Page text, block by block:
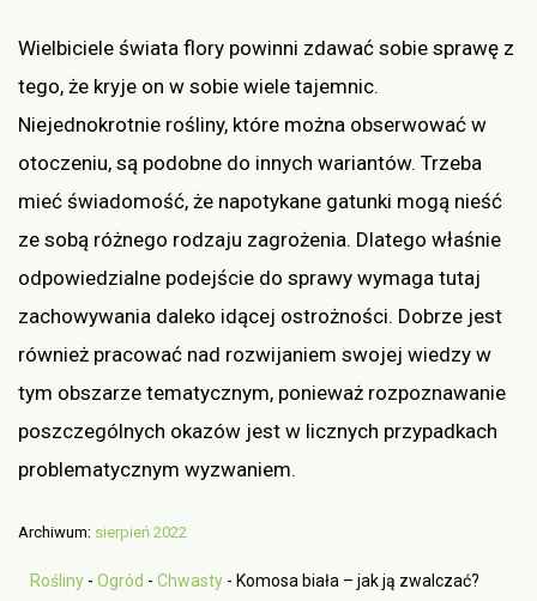
Wielbiciele świata flory powinni zdawać sobie sprawę z
tego, że kryje on w sobie wiele tajemnic.
Niejednokrotnie rośliny, które można obserwować w
otoczeniu, są podobne do innych wariantów. Trzeba
mieć świadomość, że napotykane gatunki mogą nieść
ze sobą różnego rodzaju zagrożenia. Dlatego właśnie
odpowiedzialne podejście do sprawy wymaga tutaj
zachowywania daleko idącej ostrożności. Dobrze jest
również pracować nad rozwijaniem swojej wiedzy w
tym obszarze tematycznym, ponieważ rozpoznawanie
poszczególnych okazów jest w licznych przypadkach
problematycznym wyzwaniem.
Archiwum: sierpień 2022
Rośliny - Ogród - Chwasty - Komosa biała – jak ją zwalczać?